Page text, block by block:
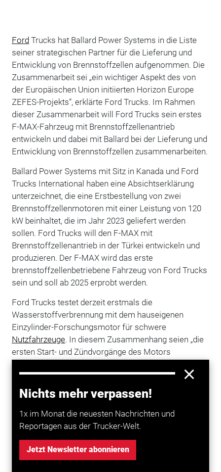
Nichts mehr verpassen!
1x im Monat die neuesten Nachrichten und
Reportagen aus der Trucker-Welt.
Jetzt Newsletter abonnieren
Ford Trucks hat Ballard Power Systems in die Liste
seiner strategischen Partner für die Lieferung und
Entwicklung von Brennstoffzellen aufgenommen. Die
Zusammenarbeit sei „ein wichtiger Aspekt des von
der Europäischen Union initiierten Horizon Europe
ZEFES-Projekts“, erklärte Ford Trucks. Im Rahmen
dieser Zusammenarbeit will Ford Trucks sein erstes
F-MAX-Fahrzeug mit Brennstoffzellenantrieb
entwickeln und dabei mit Ballard bei der Lieferung und
Entwicklung von Brennstoffzellen zusammenarbeiten.
Ballard Power Systems mit Sitz in Kanada und Ford
Trucks International haben eine Absichtserklärung
unterzeichnet, die eine Erstbestellung von zwei
Brennstoffzellenmotoren mit einer Leistung von 120
kW beinhaltet, die im Jahr 2023 geliefert werden
sollen. Ford Trucks will den F-MAX mit
Brennstoffzellenantrieb in der Türkei entwickeln und
produzieren. Der F-MAX wird das erste
brennstoffzellenbetriebene Fahrzeug von Ford Trucks
sein und soll ab 2025 erprobt werden.
Ford Trucks testet derzeit erstmals die
Wasserstoffverbrennung mit dem hauseigenen
Einzylinder-Forschungsmotor für schwere
Nutzfahrzeuge. In diesem Zusammenhang seien „die
ersten Start- und Zündvorgänge des Motors
weiterhin an der Entwicklung von Motoren für
emissionsfreie Fahrzeuge arbeiten, teilte das
Transport